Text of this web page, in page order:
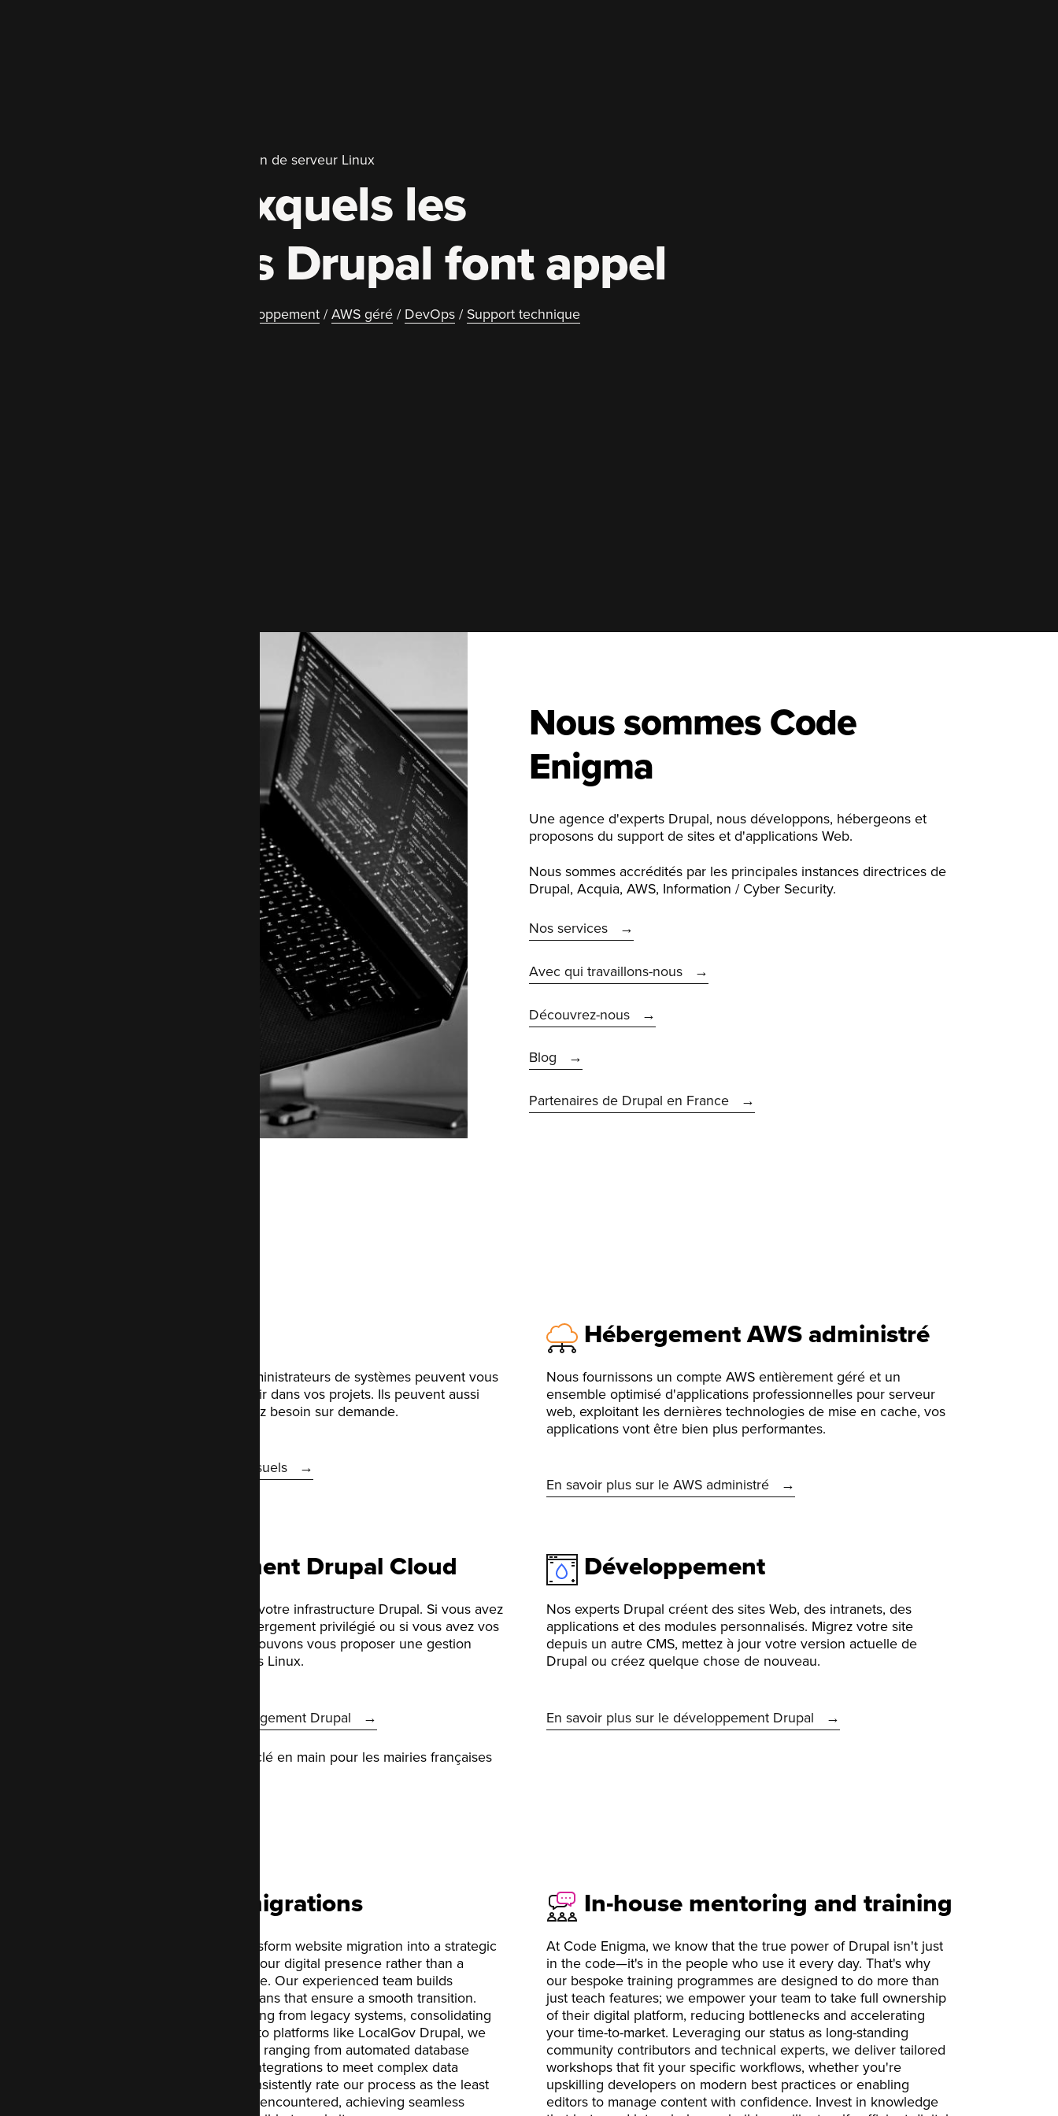
Développement Drupal primé et gestion de serveur Linux
Experts auxquels les
spécialistes Drupal font appel
Développement/AWS géré/ DevOps/ Support technique
Nous sommes Code
Enigma
Une agence d'experts Drupal, nous développons, hébergeons et
proposons du support de sites et d'applications Web.
Nous sommes accrédités par les principales instances directrices de
Drupal, Acquia, AWS, Information / Cyber ​​​​Security.
Nos services
Avec qui travaillons-nous
Découvrez-nous
Blog
Partenaires de Drupal en France
Nos développeurs et administrateurs de systèmes peuvent vous
conseiller et vous soutenir dans vos projets. Ils peuvent aussi
réaliser ce dont vous avez besoin sur demande.
Plus sur nos forfaits mensuels
Hébergement AWS administré
Nous fournissons un compte AWS entièrement géré et un
ensemble optimisé d'applications professionnelles pour serveur
web, exploitant les dernières technologies de mise en cache, vos
applications vont être bien plus performantes.
En savoir plus sur le AWS administré
Hébergement Drupal Cloud
Nous pouvons optimiser votre infrastructure Drupal. Si vous avez
un environnement d'hébergement privilégié ou si vous avez vos
propres serveurs, nous pouvons vous proposer une gestion
complète de vos serveurs Linux.
En savoir plus sur l'hébergement Drupal
LocalGov Drupal, le site clé en main pour les mairies françaises
Développement
Nos experts Drupal créent des sites Web, des intranets, des
applications et des modules personnalisés. Migrez votre site
depuis un autre CMS, mettez à jour votre version actuelle de
Drupal ou créez quelque chose de nouveau.
En savoir plus sur le développement Drupal
Website migrations
At Code Enigma, we transform website migration into a strategic
opportunity to enhance your digital presence rather than a
disruptive technical hurdle. Our experienced team builds
complete, step-by-step plans that ensure a smooth transition.
Whether you are upgrading from legacy systems, consolidating
multiple sites, or moving to platforms like LocalGov Drupal, we
utilise flexible techniques ranging from automated database
transfers to custom API integrations to meet complex data
requirements. Clients consistently rate our process as the least
painful migration they've encountered, achieving seamless
In-house mentoring and training
At Code Enigma, we know that the true power of Drupal isn't just
in the code—it's in the people who use it every day. That's why
our bespoke training programmes are designed to do more than
just teach features; we empower your team to take full ownership
of their digital platform, reducing bottlenecks and accelerating
your time-to-market. Leveraging our status as long-standing
community contributors and technical experts, we deliver tailored
workshops that fit your specific workflows, whether you're
upskilling developers on modern best practices or enabling
editors to manage content with confidence. Invest in knowledge